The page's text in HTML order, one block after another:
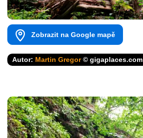
Zobrazit na Google mapě
Autor: Martin Gregor© gigaplaces.com